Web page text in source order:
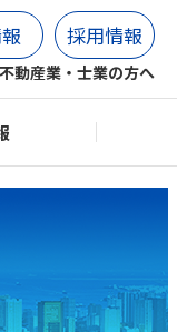
採用情報
不動産業・士業の方へ